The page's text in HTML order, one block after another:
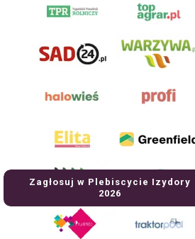
Zagłosuj w Plebiscycie Izydory
2026